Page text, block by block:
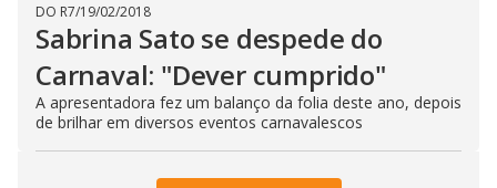
DO R7/19/02/2018
Sabrina Sato se despede do
Carnaval: "Dever cumprido"
A apresentadora fez um balanço da folia deste ano, depois
de brilhar em diversos eventos carnavalescos